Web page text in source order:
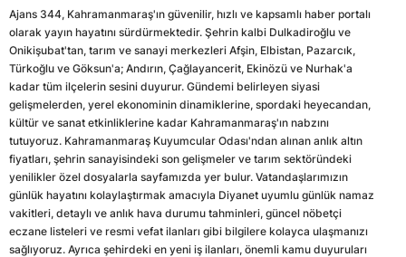
Ajans 344, Kahramanmaraş'ın güvenilir, hızlı ve kapsamlı haber portalı
olarak yayın hayatını sürdürmektedir. Şehrin kalbi Dulkadiroğlu ve
Onikişubat'tan, tarım ve sanayi merkezleri Afşin, Elbistan, Pazarcık,
Türkoğlu ve Göksun'a; Andırın, Çağlayancerit, Ekinözü ve Nurhak'a
kadar tüm ilçelerin sesini duyurur. Gündemi belirleyen siyasi
gelişmelerden, yerel ekonominin dinamiklerine, spordaki heyecandan,
kültür ve sanat etkinliklerine kadar Kahramanmaraş'ın nabzını
tutuyoruz. Kahramanmaraş Kuyumcular Odası'ndan alınan anlık altın
fiyatları, şehrin sanayisindeki son gelişmeler ve tarım sektöründeki
yenilikler özel dosyalarla sayfamızda yer bulur. Vatandaşlarımızın
günlük hayatını kolaylaştırmak amacıyla Diyanet uyumlu günlük namaz
vakitleri, detaylı ve anlık hava durumu tahminleri, güncel nöbetçi
eczane listeleri ve resmi vefat ilanları gibi bilgilere kolayca ulaşmanızı
sağlıyoruz. Ayrıca şehirdeki en yeni iş ilanları, önemli kamu duyuruları